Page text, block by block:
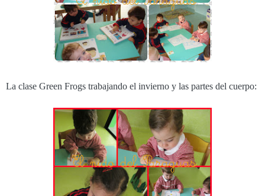
La clase Green Frogs trabajando el invierno y las partes del cuerpo: